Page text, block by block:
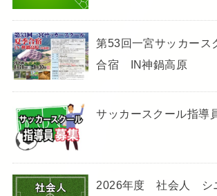
第53回一宮サッカー
合宿 IN神鍋高原
サッカースクール指導
2026年度 社会人 シ